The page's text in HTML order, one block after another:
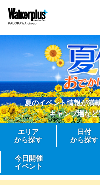
夏のイベント情報が満
キャンプ場な
エリア
から探す
日付
から探す
今日開催
イベント